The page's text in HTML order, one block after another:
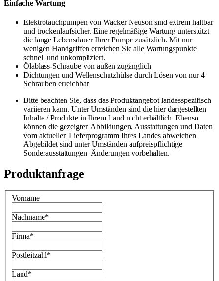
Einfache Wartung
Elektrotauchpumpen von Wacker Neuson sind extrem haltbar
und trockenlaufsicher. Eine regelmäßige Wartung unterstützt
die lange Lebensdauer Ihrer Pumpe zusätzlich. Mit nur
wenigen Handgriffen erreichen Sie alle Wartungspunkte
schnell und unkompliziert.
Ölablass-Schraube von außen zugänglich
Dichtungen und Wellenschutzhülse durch Lösen von nur 4
Schrauben erreichbar
Bitte beachten Sie, dass das Produktangebot landesspezifisch
variieren kann. Unter Umständen sind die hier dargestellten
Inhalte / Produkte in Ihrem Land nicht erhältlich. Ebenso
können die gezeigten Abbildungen, Ausstattungen und Daten
vom aktuellen Lieferprogramm Ihres Landes abweichen.
Abgebildet sind unter Umständen aufpreispflichtige
Sonderausstattungen. Änderungen vorbehalten.
Produktanfrage
Vorname
Nachname*
Firma*
Postleitzahl*
Land*